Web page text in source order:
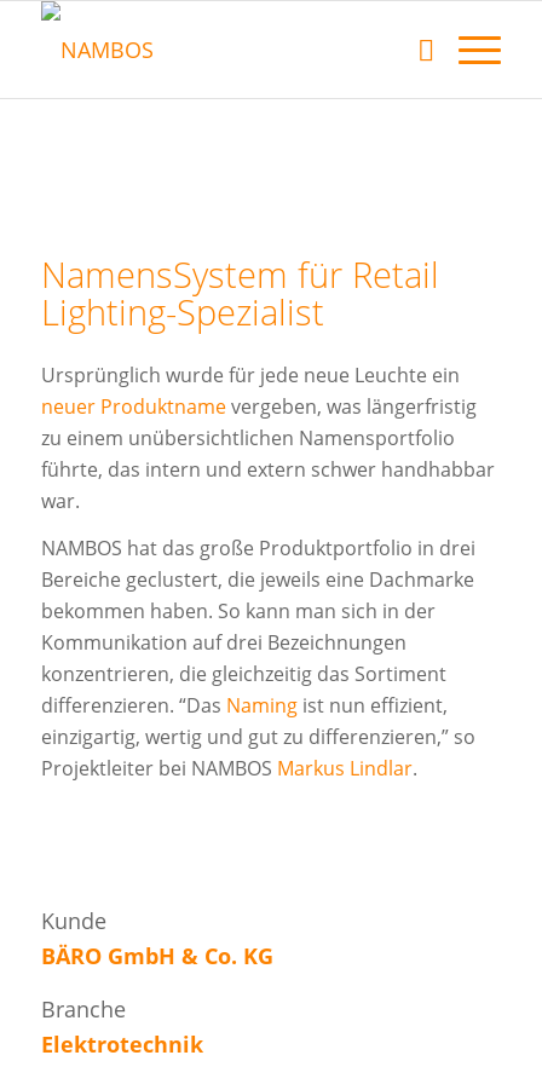
NamensSystem für Retail
Lighting-Spezialist
Ursprünglich wurde für jede neue Leuchte ein
neuer Produktnamevergeben, was längerfristig
zu einem unübersichtlichen Namensportfolio
führte, das intern und extern schwer handhabbar
war.
NAMBOS hat das große Produktportfolio in drei
Bereiche geclustert, die jeweils eine Dachmarke
bekommen haben. So kann man sich in der
Kommunikation auf drei Bezeichnungen
konzentrieren, die gleichzeitig das Sortiment
differenzieren. “Das Namingist nun effizient,
einzigartig, wertig und gut zu differenzieren,” so
Projektleiter bei NAMBOS Markus Lindlar.
Kunde
BÄRO GmbH & Co. KG
Branche
Elektrotechnik